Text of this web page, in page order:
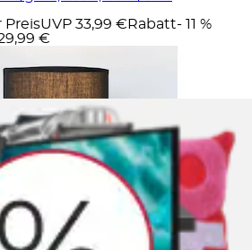
PreisUVP 33,99 € Rabatt- 11 %
€